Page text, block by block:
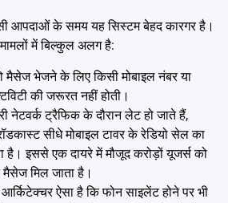
आपदाओं के समय यह सिस्टम बेहद कारगर है।
में बिल्कुल अलग है:
मैसेज भेजने के लिए किसी मोबाइल नंबर या
की जरूरत नहीं होती।
नेटवर्क ट्रैफिक के दौरान लेट हो जाते हैं,
सीधे मोबाइल टावर के रेडियो सेल का
है। इससे एक दायरे में मौजूद करोड़ों यूजर्स को
मिल जाता है।
ऐसा है कि फोन साइलेंट होने पर भी